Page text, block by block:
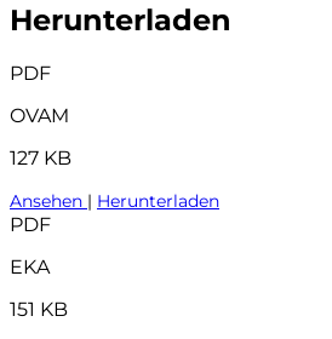
Herunterladen
PDF
OVAM
127 KB
Ansehen | Herunterladen
PDF
EKA
151 KB